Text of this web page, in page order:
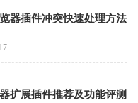
器插件冲突快速处理方法
扩展插件推荐及功能评测